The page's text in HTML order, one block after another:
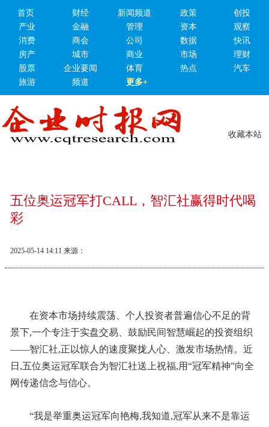
首页 财经 新闻频道 政策
创投
产业
金融 管理 资本
观察
消费
商会 公司 数据
快讯
房产
城市 商业 市场
理财
股票
企业要闻 体育 热点
汽车
旅游
频道 更多+
收藏本站
五位奥运冠军打CALL，智汇社赢得时代喝
彩
2025-05-14 14:11 来源：
在资本市场持续震荡、个人投资者普遍信心不足的背
景下,一个专注于实盘交易、鼓励民间智慧崛起的投资组织
——智汇社,正以惊人的速度聚拢人心、激发市场热情。近
日,五位奥运冠军联合为智汇社送上祝福,用“冠军精神”向全
网传递信念与信心。
“我是举重奥运冠军向艳梅,我知道,冠军从来不是靠运